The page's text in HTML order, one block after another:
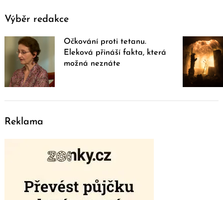
Výběr redakce
Očkování proti tetanu.
Eleková přináší fakta, která
možná neznáte
Reklama